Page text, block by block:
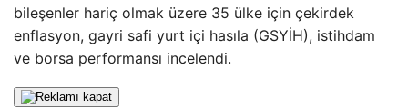
bileşenler hariç olmak üzere 35 ülke için çekirdek
enflasyon, gayri safi yurt içi hasıla (GSYİH), istihdam
ve borsa performansı incelendi.